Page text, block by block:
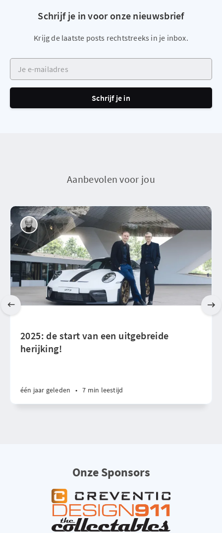
Schrijf je in voor onze nieuwsbrief
Krijg de laatste posts rechtstreeks in je inbox.
Je e-mailadres
Schrijf je in
Aanbevolen voor jou
2025: de start van een uitgebreide
herijking!
één jaar geleden • 7 min leestijd
Onze Sponsors